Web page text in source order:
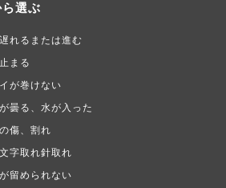
選ぶ
れるまたは進む
まる
が巻けない
曇る、水が入った
傷、割れ
字取れ針取れ
留められない